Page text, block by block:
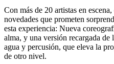
Con más de 20 artistas en
novedades que prometen
esta experiencia: Nueva
alma, y una versión recargada de
agua y percusión, que eleva la
de otro nivel.